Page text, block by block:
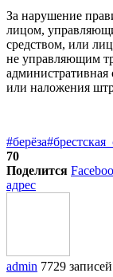
За нарушение
лицом,
средством, или
не управляющим
административная
или наложения
#берёза
70
Поделится
адрес
admin 7729 записей